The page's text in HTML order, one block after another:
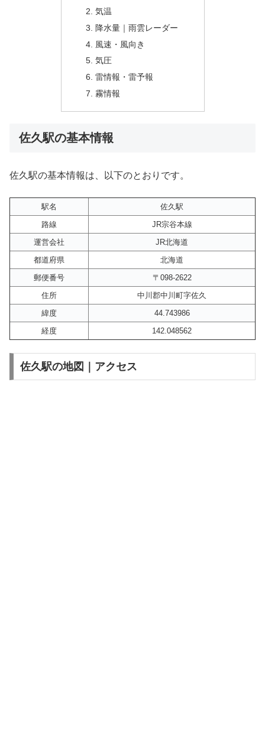
気温
降水量｜雨雲レーダー
風速・風向き
気圧
雷情報・雷予報
霧情報
佐久駅の基本情報
佐久駅の基本情報は、以下のとおりです。
駅名
佐久駅
路線
JR宗谷本線
運営会社
JR北海道
都道府県
北海道
郵便番号
〒098-2622
住所
中川郡中川町字佐久
緯度
44.743986
経度
142.048562
佐久駅の地図｜アクセス